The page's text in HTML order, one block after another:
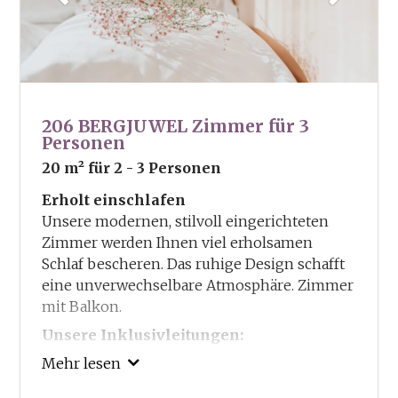
206 BERGJUWEL Zimmer für 3
Personen
20 m² für 2 - 3 Personen
Erholt einschlafen
Unsere modernen, stilvoll eingerichteten
Zimmer werden Ihnen viel erholsamen
Schlaf bescheren. Das ruhige Design schafft
eine unverwechselbare Atmosphäre. Zimmer
mit Balkon.
Unsere Inklusivleitungen:
Guestcard – Ermässigungen und Vorteile in
Mehr lesen